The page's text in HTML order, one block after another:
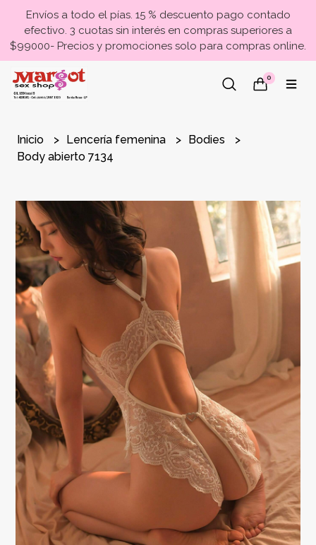
Envíos a todo el pías. 15 % descuento pago contado
efectivo. 3 cuotas sin interés en compras superiores a
$99000- Precios y promociones solo para compras online.
0
Inicio Lencería femenina
Bodies
Body abierto 7134